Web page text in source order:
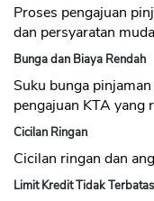
Proses pengajuan
dan persyaratan
Bunga dan Biaya Rendah
Suku bunga
pengajuan KTA yang
Cicilan Ringan
Cicilan ringan dan
Limit Kredit Tidak Terbatas